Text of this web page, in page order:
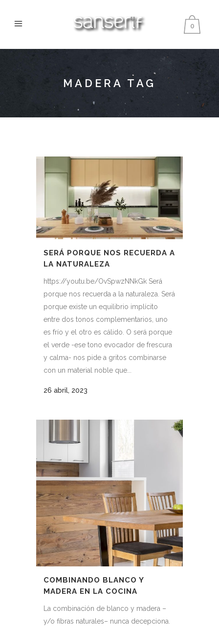
0
MADERA TAG
SERÁ PORQUE NOS RECUERDA A
LA NATURALEZA
https://youtu.be/OvSpwzNNkGk Será
porque nos recuerda a la naturaleza. Será
porque existe un equilibrio implícito
entre dos tonos complementarios, uno
es frío y el otro es cálido. O será porque
el verde -ese tono evocador de frescura
y calma- nos pide a gritos combinarse
con un material noble que...
26 abril, 2023
COMBINANDO BLANCO Y
MADERA EN LA COCINA
La combinación de blanco y madera –
y/o fibras naturales– nunca decepciona.